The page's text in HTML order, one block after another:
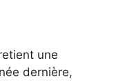
une
dernière,